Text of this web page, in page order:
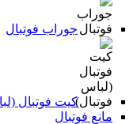
جوراب فوتبال
کیت فوتبال
مانع فوتبال